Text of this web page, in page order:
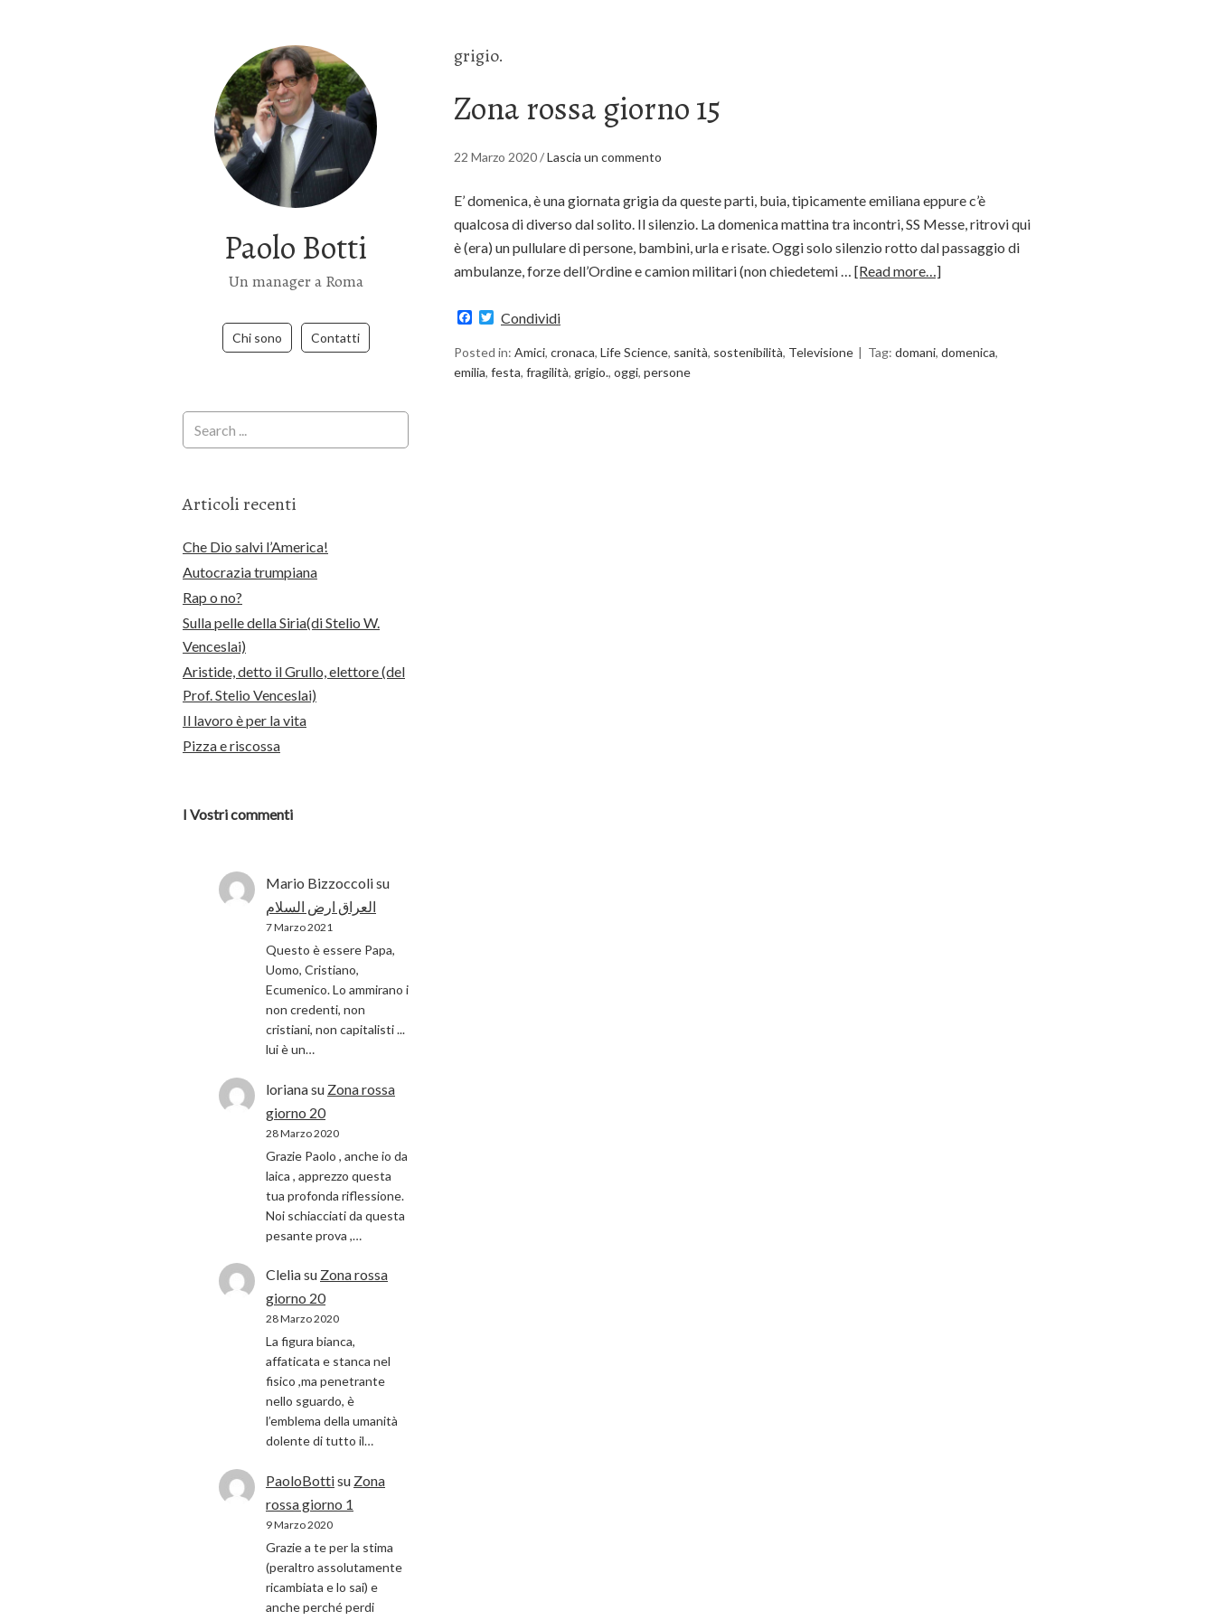
Paolo Botti
Un manager a Roma
Chi sono Contatti
grigio.
Zona rossa giorno 15
22 Marzo 2020/Lascia un commento
E’ domenica, è una giornata grigia da queste parti, buia, tipicamente emiliana eppure c’è
qualcosa di diverso dal solito. Il silenzio. La domenica mattina tra incontri, SS Messe, ritrovi qui
è (era) un pullulare di persone, bambini, urla e risate. Oggi solo silenzio rotto dal passaggio di
ambulanze, forze dell’Ordine e camion militari (non chiedetemi … [Read more…]
Facebook
Twitter
Condividi
Posted in: Amici, cronaca, Life Science, sanità, sostenibilità, Televisione Tag: domani, domenica,
emilia, festa, fragilità, grigio., oggi, persone
Articoli recenti
Che Dio salvi l’America!
Autocrazia trumpiana
Rap o no?
Sulla pelle della Siria(di Stelio W.
Venceslai)
Aristide, detto il Grullo, elettore (del
Prof. Stelio Venceslai)
Il lavoro è per la vita
Pizza e riscossa
I Vostri commenti
Mario Bizzoccolisu
العراق ارض السلام
7 Marzo 2021
Questo è essere Papa,
Uomo, Cristiano,
Ecumenico. Lo ammirano i
non credenti, non
cristiani, non capitalisti ...
lui è un…
lorianasu Zona rossa
giorno 20
28 Marzo 2020
Grazie Paolo , anche io da
laica , apprezzo questa
tua profonda riflessione.
Noi schiacciati da questa
pesante prova ,…
Cleliasu Zona rossa
giorno 20
28 Marzo 2020
La figura bianca,
affaticata e stanca nel
fisico ,ma penetrante
nello sguardo, è
l’emblema della umanità
dolente di tutto il…
PaoloBottisu Zona
rossa giorno 1
9 Marzo 2020
Grazie a te per la stima
(peraltro assolutamente
ricambiata e lo sai) e
anche perché perdi